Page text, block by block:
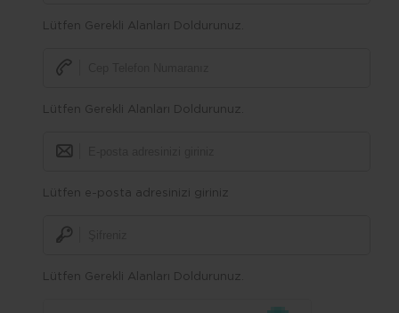
Lütfen Gerekli Alanları Doldurunuz.
Lütfen Gerekli Alanları Doldurunuz.
Lütfen e-posta adresinizi giriniz
Lütfen Gerekli Alanları Doldurunuz.